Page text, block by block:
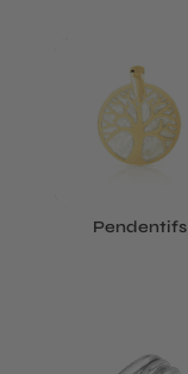
Pendentifs